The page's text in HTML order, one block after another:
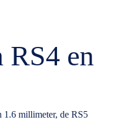
en
1.6 millimeter, de RS5